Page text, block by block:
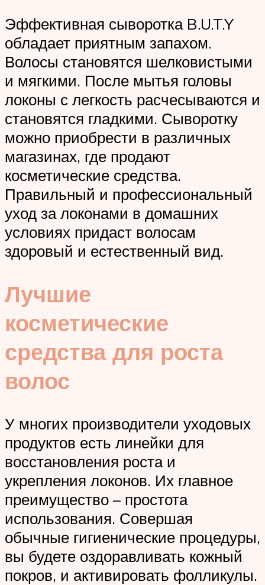
Эффективная сыворотка B.U.T.Y
обладает приятным запахом.
Волосы становятся шелковистыми
и мягкими. После мытья головы
локоны с легкость расчесываются и
становятся гладкими. Сыворотку
можно приобрести в различных
магазинах, где продают
косметические средства.
Правильный и профессиональный
уход за локонами в домашних
условиях придаст волосам
здоровый и естественный вид.
Лучшие
косметические
средства для роста
волос
У многих производители уходовых
продуктов есть линейки для
восстановления роста и
укрепления локонов. Их главное
преимущество – простота
использования. Совершая
обычные гигиенические процедуры,
вы будете оздоравливать кожный
покров, и активировать фолликулы.